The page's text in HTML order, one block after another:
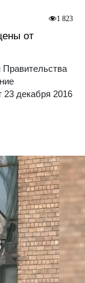
от
23 декабря 2016
1 823